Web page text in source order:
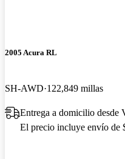
2005 Acura RL
SH-AWD 122,849 millas
Entrega a domicilio desde
El precio incluye envío de